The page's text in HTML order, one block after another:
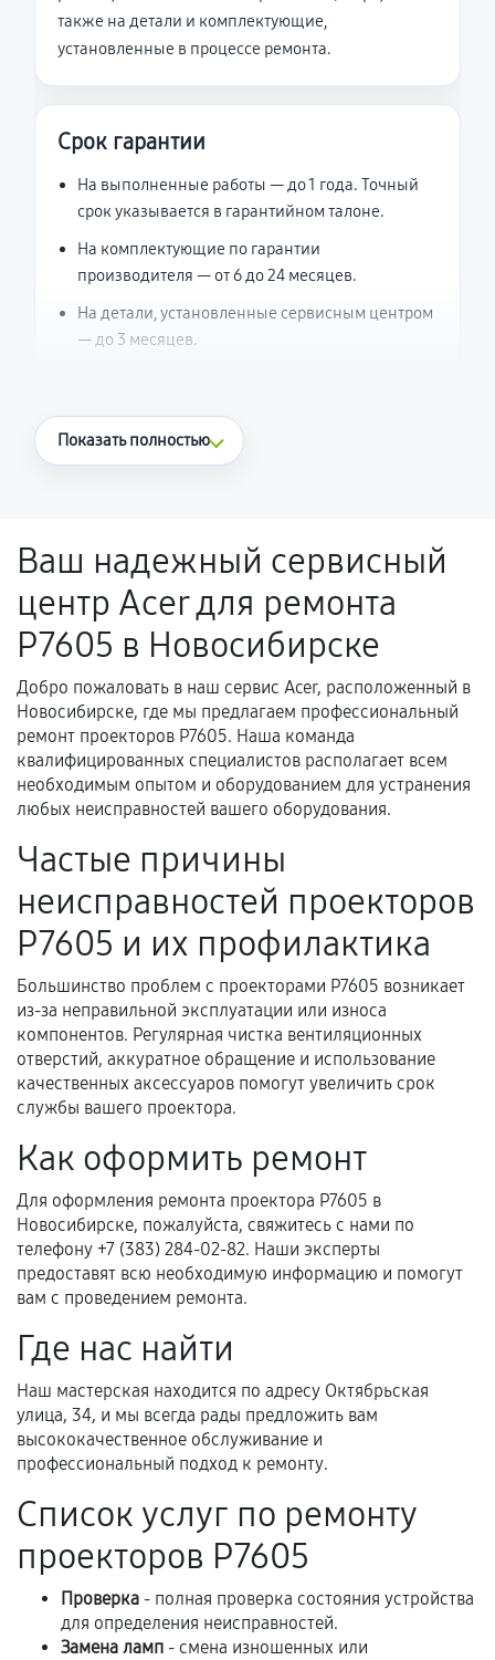
также на детали и комплектующие,
установленные в процессе ремонта.
Срок гарантии
На выполненные работы — до 1 года. Точный
срок указывается в гарантийном талоне.
На комплектующие по гарантии
производителя — от 6 до 24 месяцев.
На детали, установленные сервисным центром
— до 3 месяцев.
Что считается гарантийным случаем
Поломка установленной детали при
нормальной эксплуатации в течение
гарантийного срока.
Несоответствие комплектующей заявленным
техническим характеристикам.
Документы для подтверждения
гарантии
Акт выполненных работ с датой, перечнем
услуг и сроком гарантии.
Документы на установленные комплектующие
и кассовый чек.
Расширенная гарантия
В некоторых случаях возможно оформление
условия продления согласовываются отдельно и
фиксируются в документах.
Когда гарантия не действует
механические повреждения, попадание влаги,
Самостоятельный ремонт или вмешательство
третьих лиц.
предусмотрено отдельно.
Обращение после окончания гарантийного
срока.
Программные сбои, если это не указано в
отдельных условиях.
Показать полностью
Ваш надежный сервисный
центр Acer для ремонта
P7605 в Новосибирске
Добро пожаловать в наш сервис Acer, расположенный в
Новосибирске, где мы предлагаем профессиональный
ремонт проекторов P7605. Наша команда
квалифицированных специалистов располагает всем
необходимым опытом и оборудованием для устранения
любых неисправностей вашего оборудования.
Частые причины
неисправностей проекторов
P7605 и их профилактика
Большинство проблем с проекторами P7605 возникает
из-за неправильной эксплуатации или износа
компонентов. Регулярная чистка вентиляционных
отверстий, аккуратное обращение и использование
качественных аксессуаров помогут увеличить срок
службы вашего проектора.
Как оформить ремонт
Для оформления ремонта проектора P7605 в
Новосибирске, пожалуйста, свяжитесь с нами по
телефону +7 (383) 284-02-82. Наши эксперты
предоставят всю необходимую информацию и помогут
вам с проведением ремонта.
Где нас найти
Наш мастерская находится по адресу Октябрьская
улица, 34, и мы всегда рады предложить вам
высококачественное обслуживание и
профессиональный подход к ремонту.
Список услуг по ремонту
проекторов P7605
Проверка - полная проверка состояния устройства
для определения неисправностей.
Замена ламп - смена изношенных или